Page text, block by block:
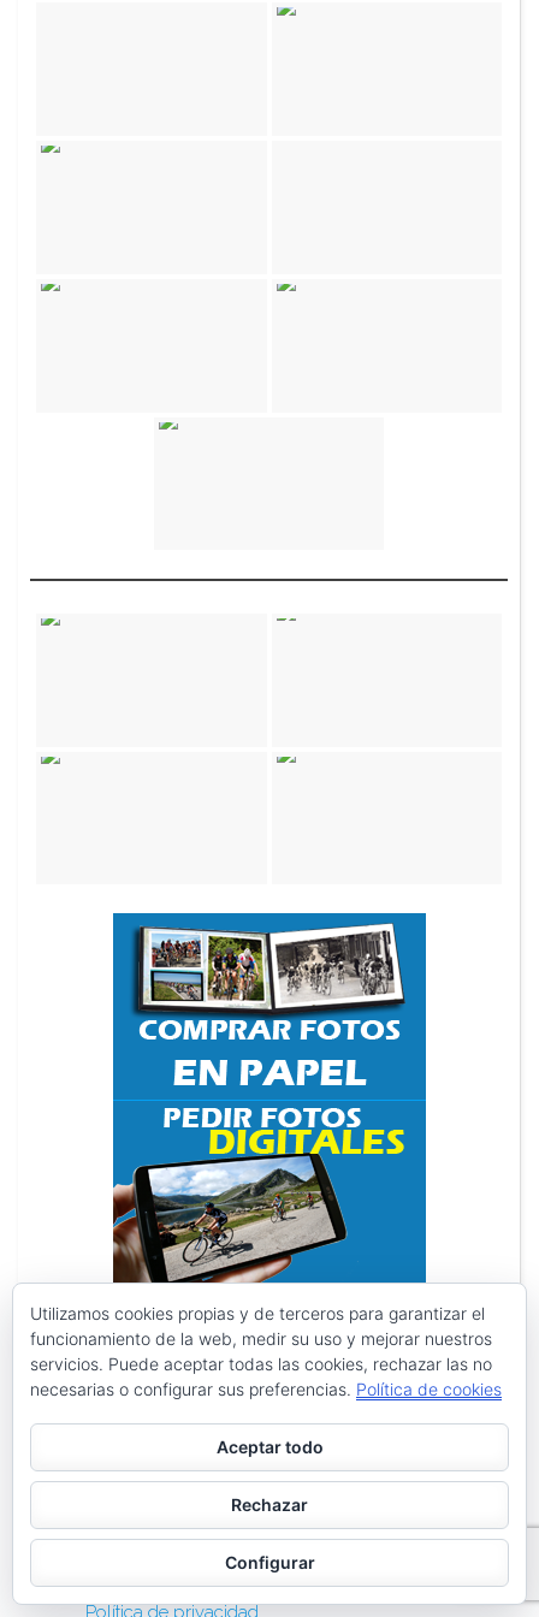
Search
Archivos
Política de privacidad
Utilizamos cookies propias y de terceros para garantizar el
funcionamiento de la web, medir su uso y mejorar nuestros
servicios. Puede aceptar todas las cookies, rechazar las no
necesarias o configurar sus preferencias. Política de cookies
Aceptar todo
Rechazar
Configurar